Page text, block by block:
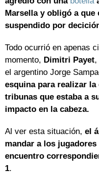
Marsella y obligó a
suspendido por
Todo ocurrió en apenas
momento, Dimitri Payet,
el argentino Jorge
esquina para realizar la
tribunas que estaba a
impacto en la cabeza.
Al ver esta situación, el
mandar a los
encuentro
1.